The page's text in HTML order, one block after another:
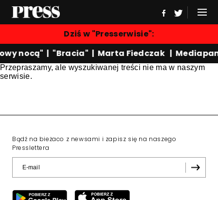
Dziś w "Presserwisie":
nocą" | "Bracia" | Marta Fiedczak |
Przepraszamy, ale wyszukiwanej treści nie ma w naszym
serwisie.
Bądź na bieżaco z newsami i zapisz się na naszego
Presslettera